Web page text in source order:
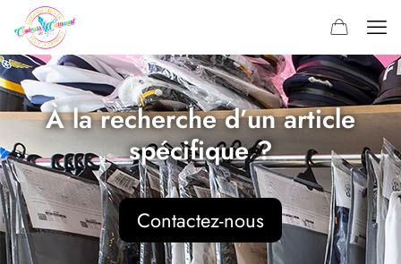
À la recherche d’un article
spécifique ?
Contactez-nous